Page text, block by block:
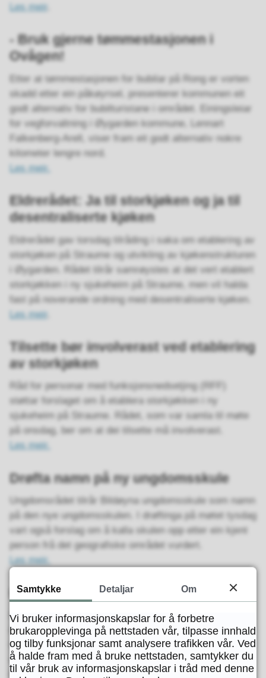
Les meir
- Bruk gjerne tømmestasjonen i
Ovågen!
Etter at tømmestasjonen for bubilar på Rong er vorten
skadd etter ein påkøyrsel, presenterer kommunen eit
godt alternativ for bubilturistane i området. Einingsleiar
for vegforvaltning i Øygarden kommune, Lennart
Falkenberg-Arell, viser fram eit godt alternativ nokre
kilometer lengre nord.
Les meir.
Eldrerådet: Ja til storkjøken og ja til
desentraliserte kjøken
Eldrerådet gav torsdag tilråding i saka om etablering av
storkjøken på Straume og utvikling av kjøkenstrukturen
i Øygarden. Rådet tilrår samrøystes at det vert etablert
storkjøkken i ny sjukeheim på Straume, men vil halda
fast på noverande ordning med desentraliserte kjøken.
Les meir
Tilsette bør involverast ved etablering
av storkjøken
Råd for personar med funksjonsnedsetjing (RFF)
støttar forslaget om å etablera storkjøkken i ny
sjukeheim på Straume. Rådet, som var samla til møte
på onsdag, ber om at dei tilsette må involverast.
Les meir.
Drøfta namn på ny ungdomsskule
Ungdomsrådet tilrår Bildøyna ungdomsskule som namn
på den nye ungdomsskulen. I drøftinga på møtet tysdag
vart også forslag om å kalla skulen opp etter ein kjent
person frå det geografiske området vurdert.
Les meir.
Flyktningar i arbeid på kort varsel
Flyktningane som deltek i introduksjonsprogrammet i
Øygarden kommune, har eit breitt spekter av
kompetanse, erfaring og personlege eigenskapar. Dette
er ressursar som kan vera nyttige for arbeidsplassar i
heile kommunen.
Samtykke Detaljar Om
Vi bruker informasjonskapslar for å forbetre
brukaropplevinga på nettstaden vår, tilpasse innhald
og tilby funksjonar samt analysere trafikken vår. Ved
å halde fram med å bruke nettstaden, samtykker du
til vår bruk av informasjonskapslar i tråd med denne